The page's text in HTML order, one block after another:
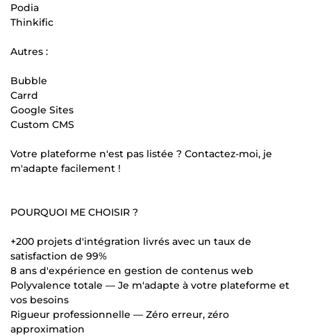
Podia
Thinkific
Autres :
Bubble
Carrd
Google Sites
Custom CMS
Votre plateforme n'est pas listée ? Contactez-moi, je
m'adapte facilement !
POURQUOI ME CHOISIR ?
+200 projets d'intégration livrés avec un taux de
satisfaction de 99%
8 ans d'expérience en gestion de contenus web
Polyvalence totale — Je m'adapte à votre plateforme et
vos besoins
Rigueur professionnelle — Zéro erreur, zéro
approximation